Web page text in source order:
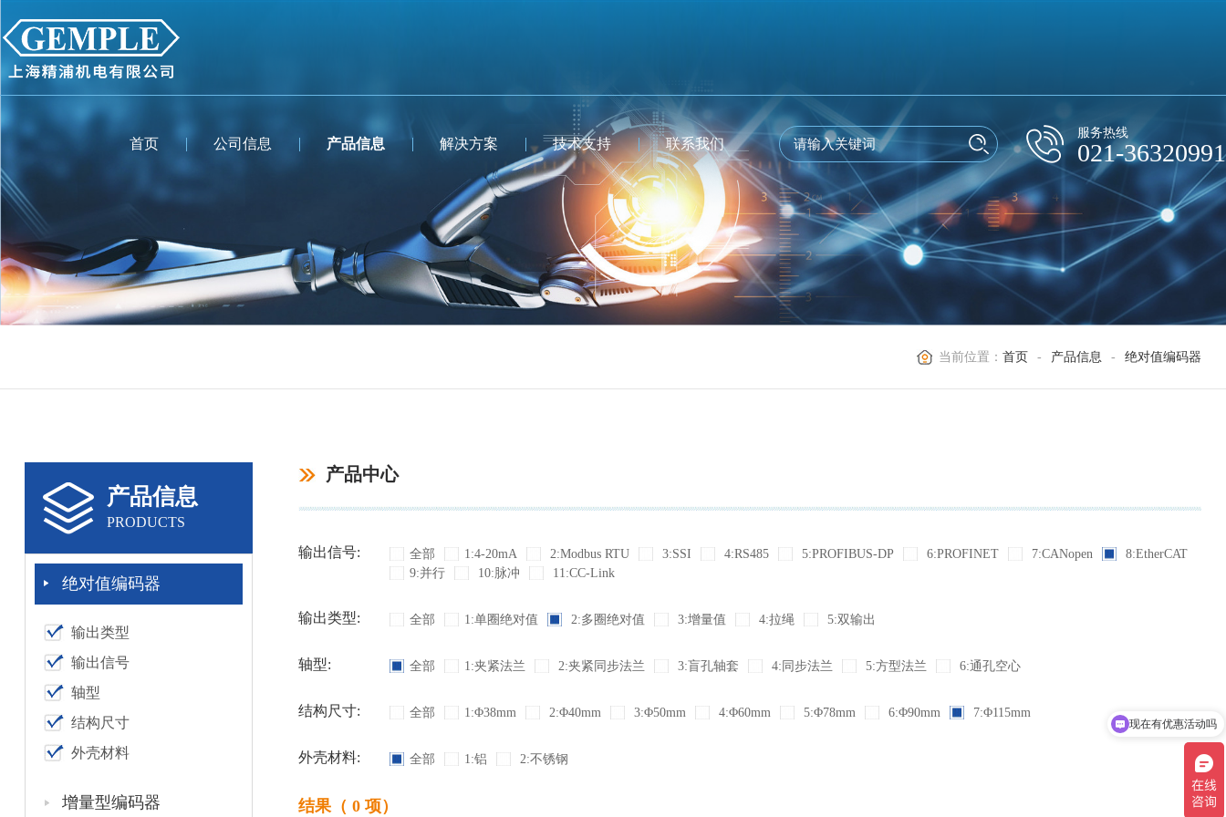
首页 公司信息 产品信息 解决方案 技术支持 联系我们
服务热线
021-36320991
当前位置：首页 - 产品信息 - 绝对值编码器
产品信息
PRODUCTS
绝对值编码器
输出类型
输出信号
轴型
结构尺寸
外壳材料
增量型编码器
产品中心
输出信号: 全部 1:4-20mA 2:Modbus RTU 3:SSI 4:RS485 5:PROFIBUS-DP 6:PROFINET 7:CANopen
8:EtherCAT
9:并行
10:脉冲 11:CC-Link
输出类型: 全部 1:单圈绝对值 2:多圈绝对值 3:增量值 4:拉绳 5:双输出
轴型: 全部 1:夹紧法兰 2:夹紧同步法兰 3:盲孔轴套 4:同步法兰 5:方型法兰 6:通孔空心
结构尺寸: 全部 1:Φ38mm 2:Φ40mm 3:Φ50mm 4:Φ60mm 5:Φ78mm 6:Φ90mm 7:Φ115mm
外壳材料: 全部 1:铝 2:不锈钢
结果（ 0 项）
现在有优惠活动吗